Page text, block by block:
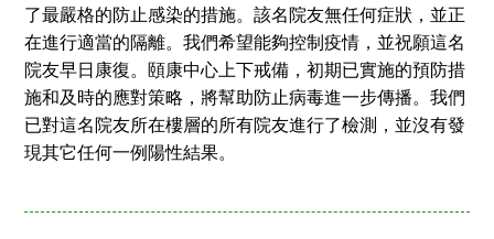
了最嚴格的防止感染的措施。該名院友無任何症狀，並正
在進行適當的隔離。我們希望能夠控制疫情，並祝願這名
院友早日康復。頤康中心上下戒備，初期已實施的預防措
施和及時的應對策略，將幫助防止病毒進一步傳播。我們
已對這名院友所在樓層的所有院友進行了檢測，並沒有發
現其它任何一例陽性結果。